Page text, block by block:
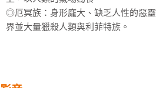
◎厄冥族：身形龐大、缺乏人性的惡
界並大量獵殺人類與利菲特族。
◎占卜者（紫色氣場）：透過道具連接